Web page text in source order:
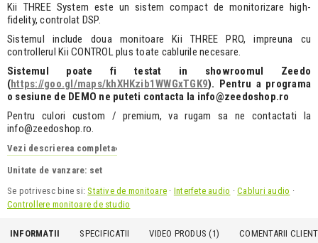
Kii THREE System este un sistem compact de monitorizare high-
fidelity, controlat DSP.
Sistemul include doua monitoare Kii THREE PRO, impreuna cu
controllerul Kii CONTROL plus toate cablurile necesare.
Sistemul poate fi testat in showroomul Zeedo
(https://goo.gl/maps/khXHKzib1WWGxTGK9). Pentru a programa
o sesiune de DEMO ne puteti contacta la info@zeedoshop.ro
Pentru culori custom / premium, va rugam sa ne contactati la
info@zeedoshop.ro.
Vezi descrierea completa›
Unitate de vanzare: set
Se potrivesc bine si: Stative de monitoare · Interfete audio ·Cabluri audio ·
Controllere monitoare de studio
INFORMATII SPECIFICATII VIDEO PRODUS (1) COMENTARII